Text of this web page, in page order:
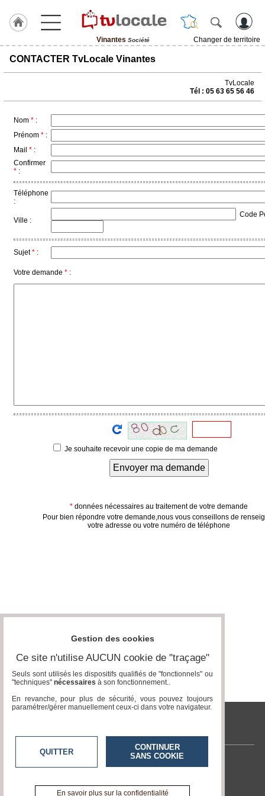
Vinantes Société
Changer de territoire
J'adhère
Hulcoq
Vinantes
TvLocale
Accueil
RUBRIQUES
Agenda
Gazette
éditeur
CONTACTER TvLocale Vinantes
TvLocale
Tél : 05 63 65 56 46
Nom * :
Prénom * :
Mail * :
Confirmer
* :
Téléphone
:
Ville :
Code
Sujet* :
Votre demande * :
Je souhaite recevoir une copie de ma demande
Envoyer ma demande
* données nécessaires au traitement de votre demande
Pour bien répondre votre demande,nous vous conseillons de
votre adresse ou votre numéro de téléphone
tvlocale.fr
Contactez-nous
A propos de tvlocale.fr
Gestion des cookies
Ce site n'utilise AUCUN cookie de "traçage"
Seuls sont utilisés les dispositifs qualifiés de "fonctionnels" ou
"techniques" nécessaires à son fonctionnement..
En revanche, pour plus de sécurité, vous pouvez toujours
paramétrer/gérer manuellement ceux-ci dans votre navigateur.
QUITTER
CONTINUER
SANS COOKIE
En savoir plus sur la confidentialité